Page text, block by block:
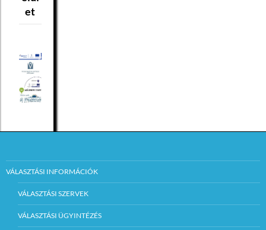
et
VÁLASZTÁSI INFORMÁCIÓK
VÁLASZTÁSI SZERVEK
VÁLASZTÁSI ÜGYINTÉZÉS